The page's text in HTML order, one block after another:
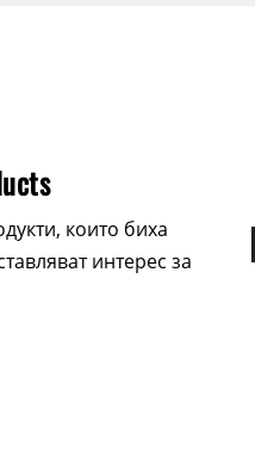
които биха
интерес за